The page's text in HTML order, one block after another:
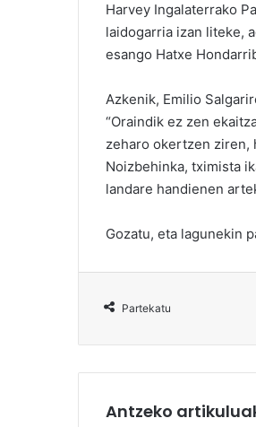
Harvey Ingalaterrako
laidogarria izan liteke,
esango Hatxe
Azkenik, Emilio
“Oraindik ez zen
zeharo okertzen ziren,
Noizbehinka, tximista
landare handienen
Gozatu, eta lagunekin
Partekatu
Antzeko